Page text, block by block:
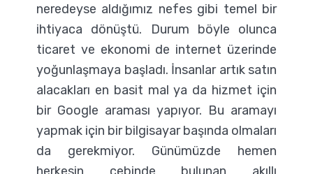
neredeyse aldığımız nefes gibi temel bir
ihtiyaca dönüştü. Durum böyle olunca
ticaret ve ekonomi de internet üzerinde
yoğunlaşmaya başladı. İnsanlar artık satın
alacakları en basit mal ya da hizmet için
bir Google araması yapıyor. Bu aramayı
yapmak için bir bilgisayar başında olmaları
da gerekmiyor. Günümüzde hemen